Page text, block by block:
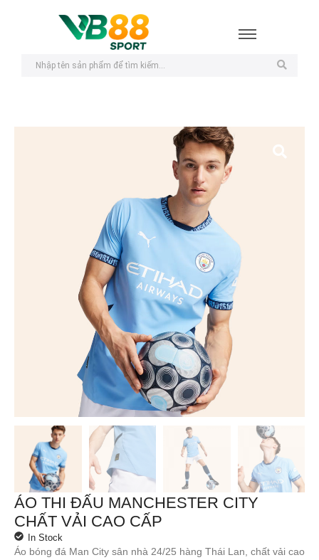
ÁO THI ĐẤU MANCHESTER CITY
CHẤT VẢI CAO CẤP
In Stock
Áo bóng đá Man City sân nhà 24/25 hàng Thái Lan, chất vải cao